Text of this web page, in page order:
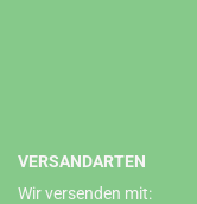
VERSANDARTEN
Wir versenden mit: